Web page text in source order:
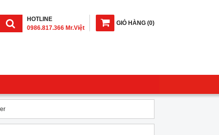
GIỎ HÀNG (0)
HOTLINE
0986.817.366 Mr.Việt